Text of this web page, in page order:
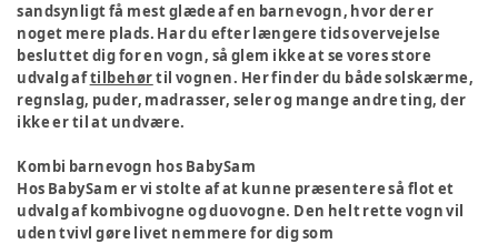
sandsynligt få mest glæde af en barnevogn, hvor der er
noget mere plads. Har du efter længere tids overvejelse
besluttet dig for en vogn, så glem ikke at se vores store
udvalg aftilbehørtil vognen. Her finder du både solskærme,
regnslag, puder, madrasser, seler og mange andre ting, der
ikke er til at undvære.
Kombi barnevogn hos BabySam
Hos BabySam er vi stolte af at kunne præsentere så flot et
udvalg af kombivogne og duovogne. Den helt rette vogn vil
uden tvivl gøre livet nemmere for dig som